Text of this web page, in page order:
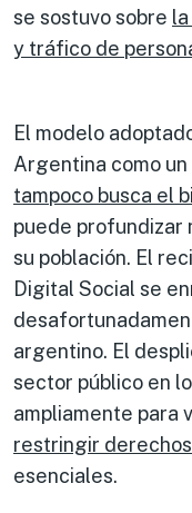
se sostuvo sobre
y tráfico de
El modelo
Argentina como
tampoco busca el
puede profundizar
su población. El
Digital Social se
argentino. El
sector público en
ampliamente para
restringir
esenciales.